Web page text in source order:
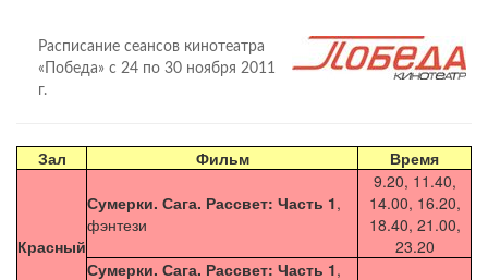
Расписание сеансов кинотеатра
«Победа» с 24 по 30 ноября 2011
г.
Зал Фильм Время
Красный
Сумерки. Сага. Рассвет: Часть 1,
фэнтези
9.20, 11.40,
14.00, 16.20,
18.40, 21.00,
23.20
Сумерки. Сага. Рассвет: Часть 1,